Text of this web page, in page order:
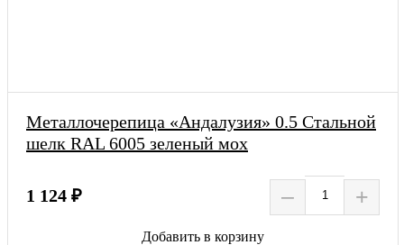
Металлочерепица «Андалузия» 0.5 Стальной
шелк RAL 6005 зеленый мох
1 124 ₽ – +
Добавить в корзину